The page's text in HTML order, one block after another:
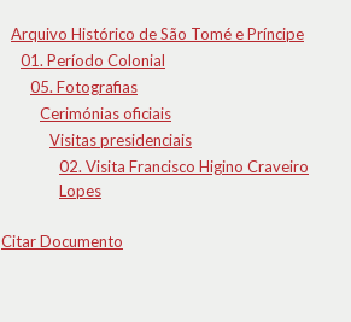
Arquivo Histórico de São Tomé e Príncipe
01. Período Colonial
05. Fotografias
Cerimónias oficiais
Visitas presidenciais
02. Visita Francisco Higino Craveiro
Lopes
Citar Documento